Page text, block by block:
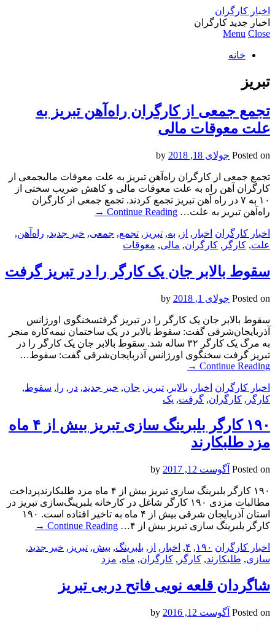
اخبار کارگران
اخبار جدید کارگران
Menu Close
خانه
تبریز
تجمع جمعی از کارگران راه‌آهن تبریز به
علت معوقات مالی
Posted on جولای 18, 2018
تجمع جمعی از کارگران راه‌آهن تبریز به علت معوقات مالیجمعی از
کارگران آهن راه به علت معوقات مالی و کاهش ضریب سختی از
۱۰ به ۷ در راه آهن تبریز تجمع کردند. تجمع جمعی از کارگران
راه‌آهن تبریز به علت… Continue Reading
→
اخبار کارگران اخبار , از , به, تبریز , تجمع, جمعی, خبر جدید, راه‌آهن,
علت, کارگر , کارگران, مالی, معوقات
سقوط بالابر جان یک کارگر را در تبریز گرفت
Posted on جولای 1, 2018
سقوط بالابر جان یک کارگر را در تبریز گرفتسخنگوی اورژانس
آذربایجان‌شرقی گفت: سقوط بالابر در یک ساختمان نیمه‌کاره منجر
به مرگ یک کارگر ۳۲ ساله شد. سقوط بالابر جان یک کارگر را در
تبریز گرفت سخنگوی اورژانس آذربایجان‌شرقی گفت: سقوط…
Continue Reading
→
اخبار کارگران اخبار , بالابر , تبریز , جان, خبر جدید, در , را , سقوط,
کارگر , کارگران, گرفت, یک
۱۹۰ کارگر بلبرینگ سازی تبریز بیش از ۴ ماه
مزد طلبکارند
Posted on آگوست 12, 2017
۱۹۰ کارگر بلبرینگ سازی تبریز بیش از ۴ ماه مزد طلبکارندپرداخت
مطالبات مزدی ۱۹۰ کارگر شاغل در کارخانه بلبرینگ‌سازی تبریز در
استان آذربایجان شرقی بیش از ۴ ماه به تاخیر افتاده است. ۱۹۰
کارگر بلبرینگ سازی تبریز بیش از ۴…
Continue Reading
→
اخبار کارگران ۱۹۰, ۴, اخبار , از , بلبرینگ, بیش, تبریز , خبر جدید,
سازی, طلبکارند, کارگر , کارگران, ماه, مزد
شاگردان قلعه نویی فاتح دربی تبریز
Posted on آگوست 12, 2016